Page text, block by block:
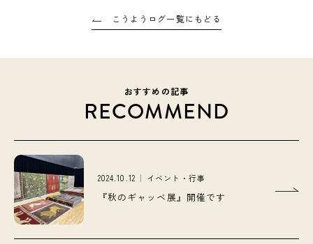
こうようログ一覧にもどる
おすすめの記事
RECOMMEND
2024.10.12 イベント・行事
『秋のギャッベ展』開催です